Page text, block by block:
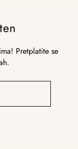
Pretplatite se